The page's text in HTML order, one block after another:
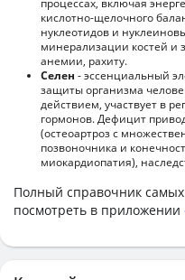
кислотно-щелочного
нуклеотидов и
минерализации костей и
анемии, рахиту.
Селен - эссенциальный
защиты организма
действием, участвует в
гормонов. Дефицит
(остеоартроз с
позвоночника и
миокардиопатия),
Полный справочник
посмотреть в приложении